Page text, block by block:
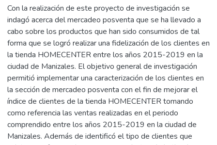
Con la realización de este proyecto de investigación se
indagó acerca del mercadeo posventa que se ha llevado a
cabo sobre los productos que han sido consumidos de tal
forma que se logró realizar una fidelización de los clientes en
la tienda HOMECENTER entre los años 2015-2019 en la
ciudad de Manizales. El objetivo general de investigación
permitió implementar una caracterización de los clientes en
la sección de mercadeo posventa con el fin de mejorar el
índice de clientes de la tienda HOMECENTER tomando
como referencia las ventas realizadas en el periodo
comprendido entre los años 2015-2019 en la ciudad de
Manizales. Además de identificó el tipo de clientes que